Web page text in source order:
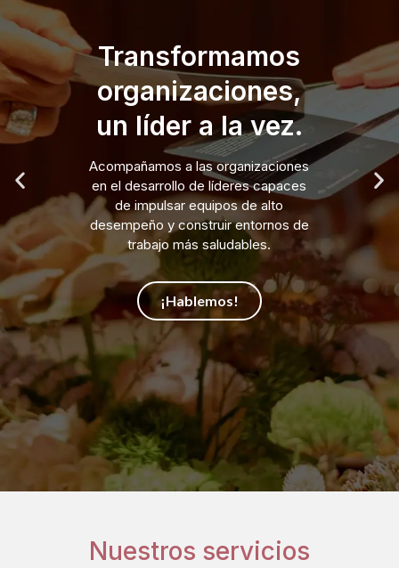
Transformamos
organizaciones,
un líder a la vez.
Acompañamos a las organizaciones
en el desarrollo de líderes capaces
de impulsar equipos de alto
desempeño y construir entornos de
trabajo más saludables.
¡Hablemos!
Nuestros servicios